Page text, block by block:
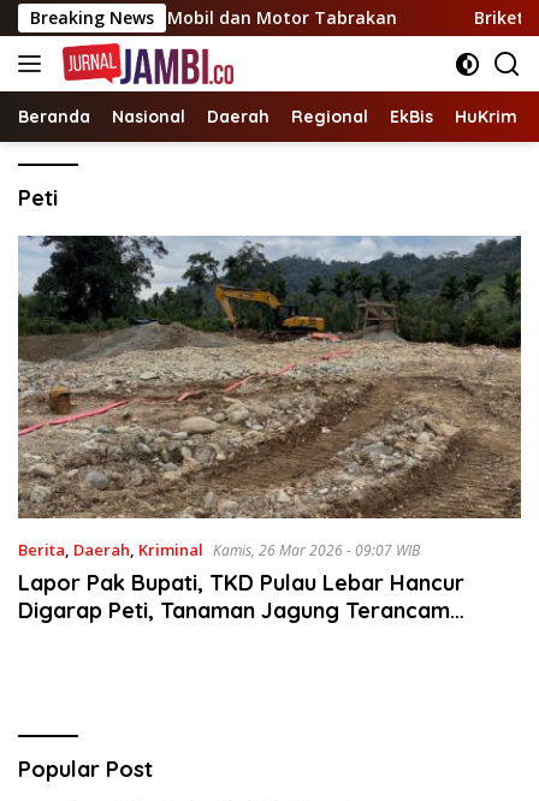
Langsung
ke
konten
Breaking News
Arza Jambi, Mobil dan Motor Tabrakan Briket
Beranda Nasional Daerah Regional EkBis HuKrim
Peti
Berita, Daerah, Kriminal Kamis, 26 Mar 2026 - 09:07 WIB
Lapor Pak Bupati, TKD Pulau Lebar Hancur
Digarap Peti, Tanaman Jagung Terancam
Popular Post